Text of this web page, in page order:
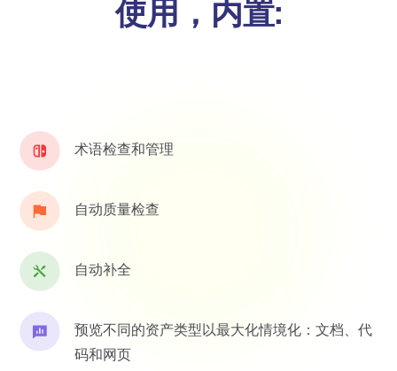
使用，内置:
术语检查和管理
自动质量检查
自动补全
预览不同的资产类型以最大化情境化：文档、代
码和网页